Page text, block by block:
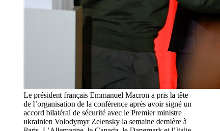
Le président français Emmanuel Macron a pris la tête
de l’organisation de la conférence après avoir signé un
accord bilatéral de sécurité avec le Premier ministre
ukrainien Volodymyr Zelensky la semaine dernière à